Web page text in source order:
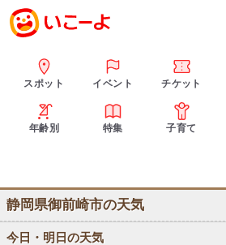
スポット イベント チケット
年齢別 特集 子育て
静岡県御前崎市の天気
今日・明日の天気